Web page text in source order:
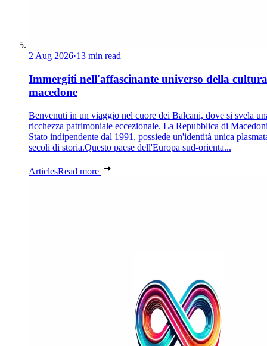
2 Aug 2026·13 min read
Immergiti nell'affascinante universo della cultura
macedone
Benvenuti in un viaggio nel cuore dei Balcani, dove si svela
ricchezza patrimoniale eccezionale. La Repubblica di
Stato indipendente dal 1991, possiede un'identità unica
secoli di storia.Questo paese dell'Europa sud-orienta...
ArticlesRead more